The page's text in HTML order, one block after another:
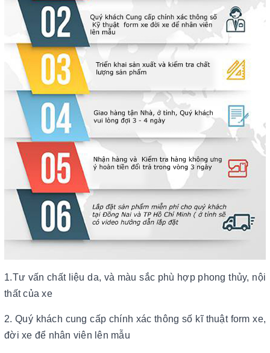
1.Tư vấn chất liệu da, và màu sắc phù hợp phong thủy, nội
thất của xe
2. Quý khách cung cấp chính xác thông số kĩ thuật form xe,
đời xe để nhân viên lên mẫu